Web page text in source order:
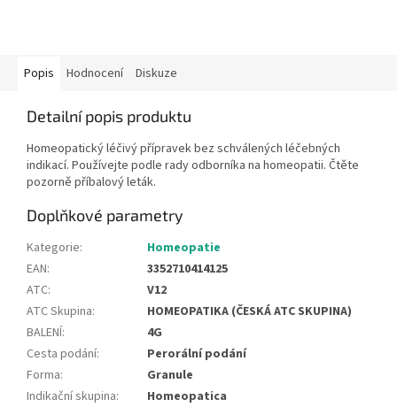
Popis Hodnocení Diskuze
Detailní popis produktu
Homeopatický léčivý přípravek bez schválených léčebných
indikací. Používejte podle rady odborníka na homeopatii. Čtěte
pozorně příbalový leták.
Doplňkové parametry
Kategorie:
Homeopatie
EAN:
3352710414125
ATC:
V12
ATC Skupina:
HOMEOPATIKA (ČESKÁ ATC SKUPINA)
BALENÍ:
4G
Cesta podání:
Perorální podání
Forma:
Granule
Indikační skupina:
Homeopatica